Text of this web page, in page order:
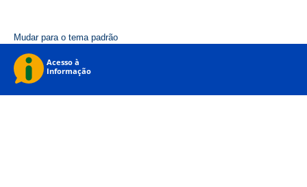
Mudar para o tema padrão